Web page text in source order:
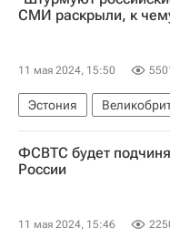
Авдеевский
СМИ раскрыли, к
11 мая 2024, 15:50
Эстония
Владимир Путин
ФСВТС будет
России
11 мая 2024, 15:46